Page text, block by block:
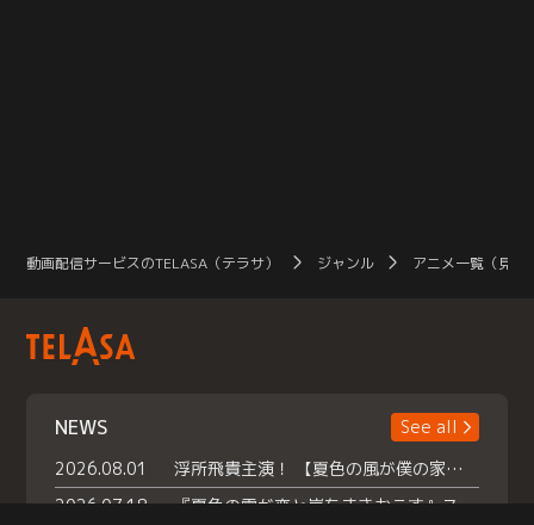
動画配信サービスのTELASA（テラサ） ジャンル アニメ一覧（見放
NEWS
See all
2026.08.01
浮所飛貴主演！ 【夏色の風が僕の家にやってきた】 本日よりテラサで独占配信スタート！
2026.07.18
『夏色の雲が恋と嵐をまきおこす』スペシャルメイキング 【Part1】2026年７月18日（土）23時30分～配信スタート！話題のシーンの裏側を大公開！豪華キャスト大集合！ 『武宮家 真夏の家族会議』開催！